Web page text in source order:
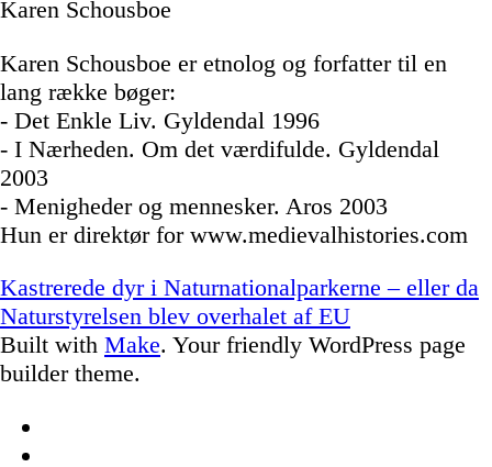
Karen Schousboe
Karen Schousboe er etnolog og forfatter til en
lang række bøger:
- Det Enkle Liv. Gyldendal 1996
- I Nærheden. Om det værdifulde. Gyldendal
2003
- Menigheder og mennesker. Aros 2003
Hun er direktør for www.medievalhistories.com
Post
navigation
Kastrerede dyr i Naturnationalparkerne – eller da
Naturstyrelsen blev overhalet af EU
Built with Make. Your friendly WordPress page
builder theme.